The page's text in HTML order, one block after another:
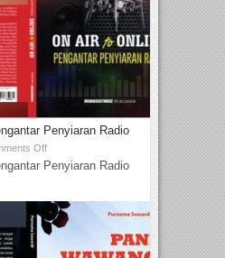
Penyiaran Radio
Off
Penyiaran Radio